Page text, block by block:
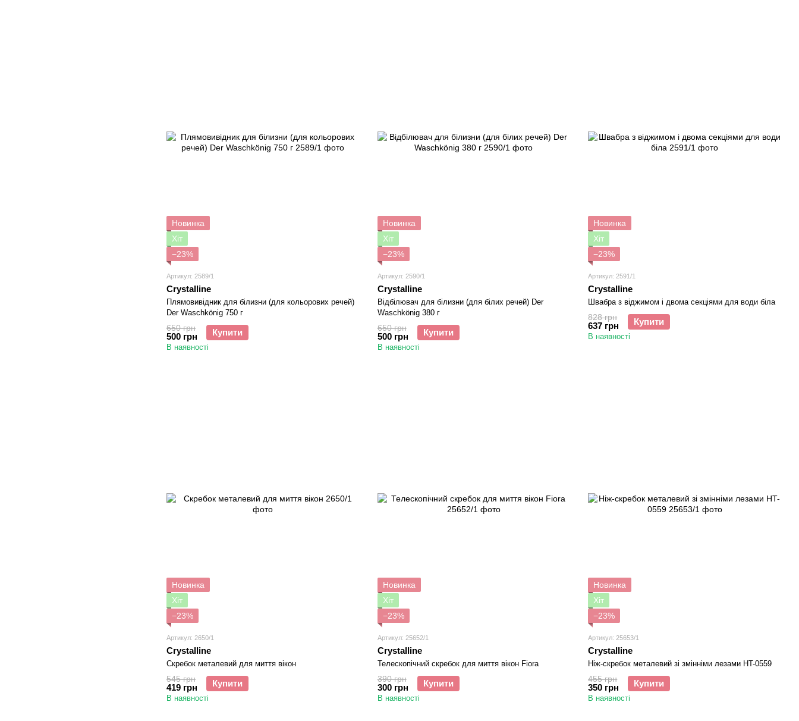
Новинка
Хіт
−23%
Артикул: 2589/1
Crystalline
Плямовивідник для білизни (для кольорових речей)
Der Waschkönig 750 г
650 грн
500 грн Купити
В наявності
Новинка
Хіт
−23%
Артикул: 2590/1
Crystalline
Відбілювач для білизни (для білих речей) Der
Waschkönig 380 г
650 грн
500 грн Купити
В наявності
Новинка
Хіт
−23%
Артикул: 2591/1
Crystalline
Швабра з віджимом і двома секціями для води біла
828 грн
637 грн Купити
В наявності
Новинка
Хіт
−23%
Артикул: 2650/1
Crystalline
Скребок металевий для миття вікон
545 грн
419 грн Купити
В наявності
Новинка
Хіт
−23%
Артикул: 25652/1
Crystalline
Телескопічний скребок для миття вікон Fiora
390 грн
300 грн Купити
В наявності
Новинка
Хіт
−23%
Артикул: 25653/1
Crystalline
Ніж-скребок металевий зі змінніми лезами HT-0559
455 грн
350 грн Купити
В наявності